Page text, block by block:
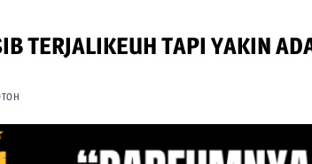
TERJALIKEUH TAPI YAKIN